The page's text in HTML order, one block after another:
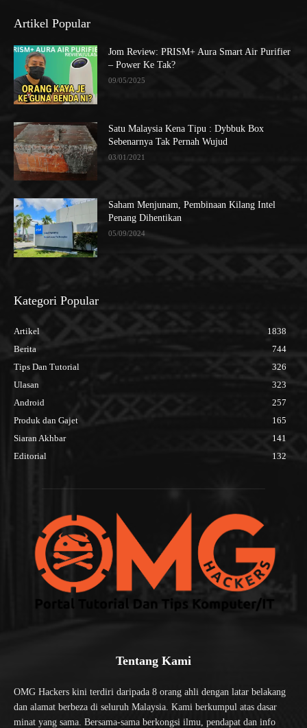
Artikel Popular
Jom Review: PRISM+ Aura Smart Air Purifier
– Power Ke Tak?
09/05/2025
Satu Malaysia Kena Tipu : Dybbuk Box
Sebenarnya Tak Pernah Wujud
03/01/2021
Saham Menjunam, Pembinaan Kilang Intel
Penang Dihentikan
05/09/2024
Kategori Popular
Artikel
1838
Berita
744
Tips Dan Tutorial
326
Ulasan
323
Android
257
Produk dan Gajet
165
Siaran Akhbar
141
Editorial
132
Tentang Kami
OMG Hackers kini terdiri daripada 8 orang ahli dengan latar belakang
dan alamat berbeza di seluruh Malaysia. Kami berkumpul atas dasar
minat yang sama. Bersama-sama berkongsi ilmu, pendapat dan info